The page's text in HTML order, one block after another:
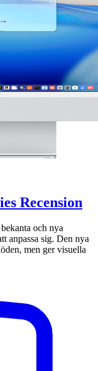
Recension
och nya
anpassa sig. Den nya
men ger visuella